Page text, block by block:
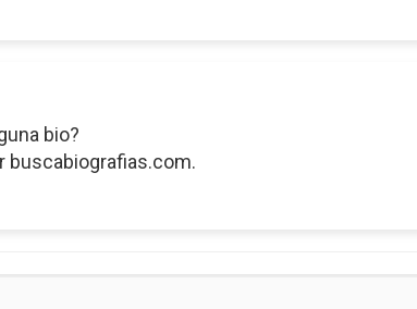
bio?
buscabiografias.com.